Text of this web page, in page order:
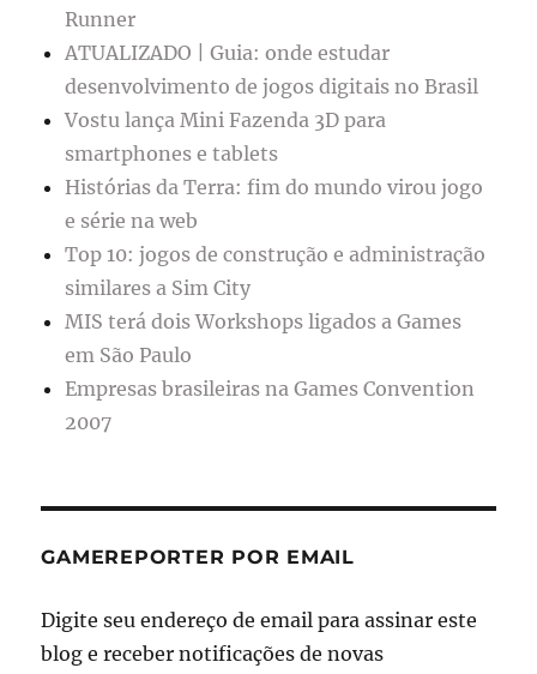
Runner
ATUALIZADO | Guia: onde estudar
desenvolvimento de jogos digitais no Brasil
Vostu lança Mini Fazenda 3D para
smartphones e tablets
Histórias da Terra: fim do mundo virou jogo
e série na web
Top 10: jogos de construção e administração
similares a Sim City
MIS terá dois Workshops ligados a Games
em São Paulo
Empresas brasileiras na Games Convention
2007
GAMEREPORTER POR EMAIL
Digite seu endereço de email para assinar este
blog e receber notificações de novas